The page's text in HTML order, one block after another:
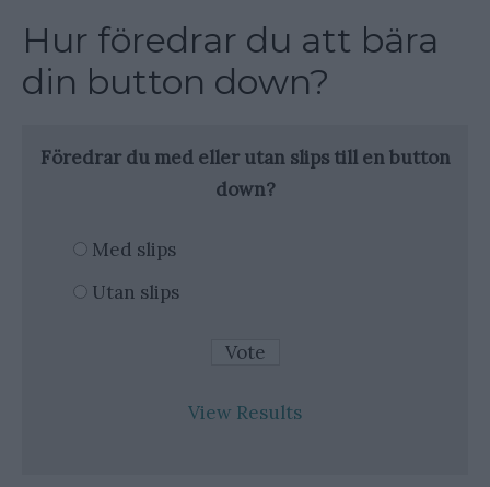
Hur föredrar du att bära
din button down?
Föredrar du med eller utan slips till en button
down?
Med slips
Utan slips
View Results